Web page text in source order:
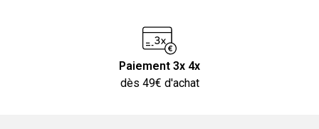
Paiement 3x 4x
dès 49€ d'achat